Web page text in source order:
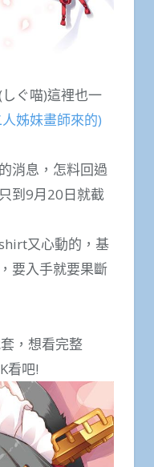
ぐ喵)這裡也一
姊妹畫師來的)
消息，怎料回過
到9月20日就截
又心動的，基
要入手就要果斷
，想看完整
看吧!